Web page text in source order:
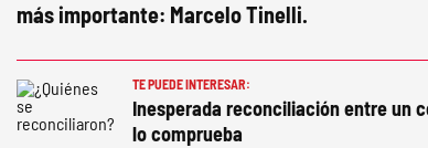
más importante: Marcelo Tinelli.
TE PUEDE INTERESAR:
Inesperada reconciliación entre un
lo comprueba